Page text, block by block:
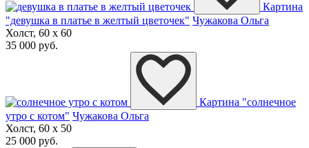
Картина
"девушка в платье в желтый цветочек" Чужакова Ольга
Холст, 60 x 60
35 000 руб.
Картина "солнечное
утро с котом" Чужакова Ольга
Холст, 60 x 50
25 000 руб.